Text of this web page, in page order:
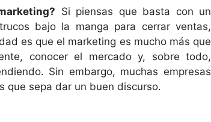
Si piensas que basta con un
bajo la manga para cerrar ventas,
es que el marketing es mucho más que
conocer el mercado y, sobre todo,
Sin embargo, muchas empresas
que sepa dar un buen discurso.